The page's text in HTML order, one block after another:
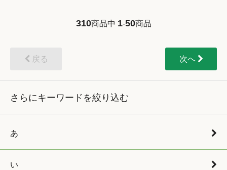
310商品中 1-50商品
戻る 次へ
さらにキーワードを絞り込む
あ
い